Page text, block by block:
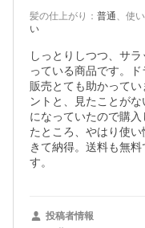
髪の仕上がり ： 普通、 使
い
しっとりしつつ、サ
っている商品です。
販売とても助かって
ントと、見たことが
になっていたので購
たところ、やはり使
きて納得。送料も無
す。
投稿者情報